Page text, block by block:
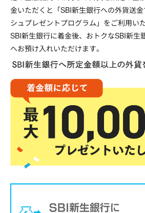
金いただくと「SBI新生銀行への外貨送
シュプレゼントプログラム」をご利用い
SBI新生銀行に着金後、おトクなSBI新生
へお預け入れいただけます。